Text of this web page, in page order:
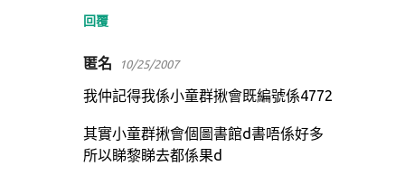
回覆
匿名 10/25/2007
我仲記得我係小童群揪會既編號係4772
其實小童群揪會個圖書館d書唔係好多
所以睇黎睇去都係果d